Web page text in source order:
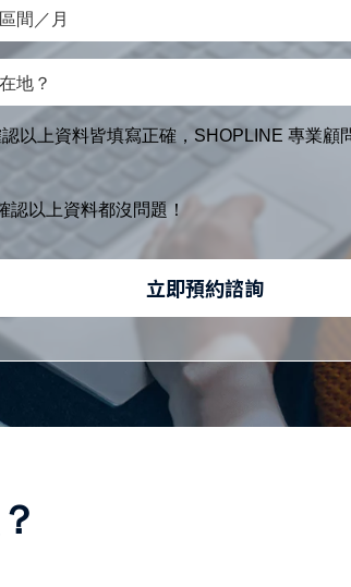
以上資料皆填寫正確，SHOPLINE 專業顧
認以上資料都沒問題！
立即預約諮詢